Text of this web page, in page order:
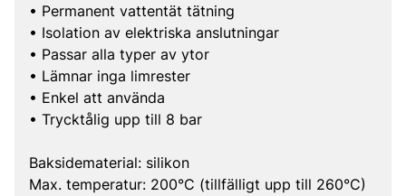
• Permanent vattentät tätning
• Isolation av elektriska anslutningar
• Passar alla typer av ytor
• Lämnar inga limrester
• Enkel att använda
• Trycktålig upp till 8 bar
Baksidematerial: silikon
Max. temperatur: 200°C (tillfälligt upp till 260°C)